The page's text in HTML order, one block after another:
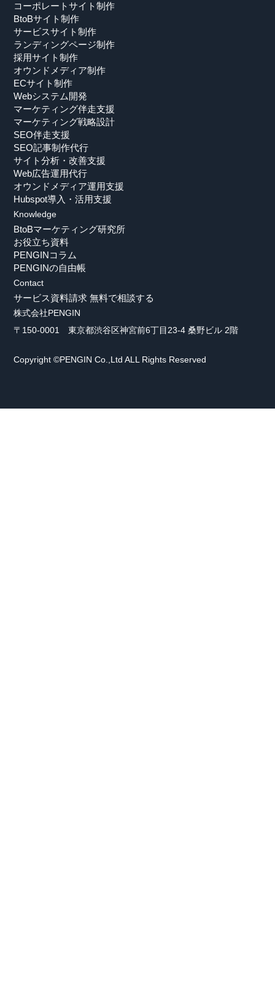
コーポレートサイト制作
BtoBサイト制作
サービスサイト制作
ランディングページ制作
採用サイト制作
オウンドメディア制作
ECサイト制作
Webシステム開発
マーケティング伴走支援
マーケティング戦略設計
SEO伴走支援
SEO記事制作代行
サイト分析・改善支援
Web広告運用代行
オウンドメディア運用支援
Hubspot導入・活用支援
Knowledge
BtoBマーケティング研究所
お役立ち資料
PENGINコラム
PENGINの自由帳
Contact
サービス資料請求 無料で相談する
株式会社PENGIN
〒150-0001 東京都渋谷区神宮前6丁目23-4 桑野ビル 2階
Copyright ©PENGIN Co.,Ltd ALL Rights Reserved